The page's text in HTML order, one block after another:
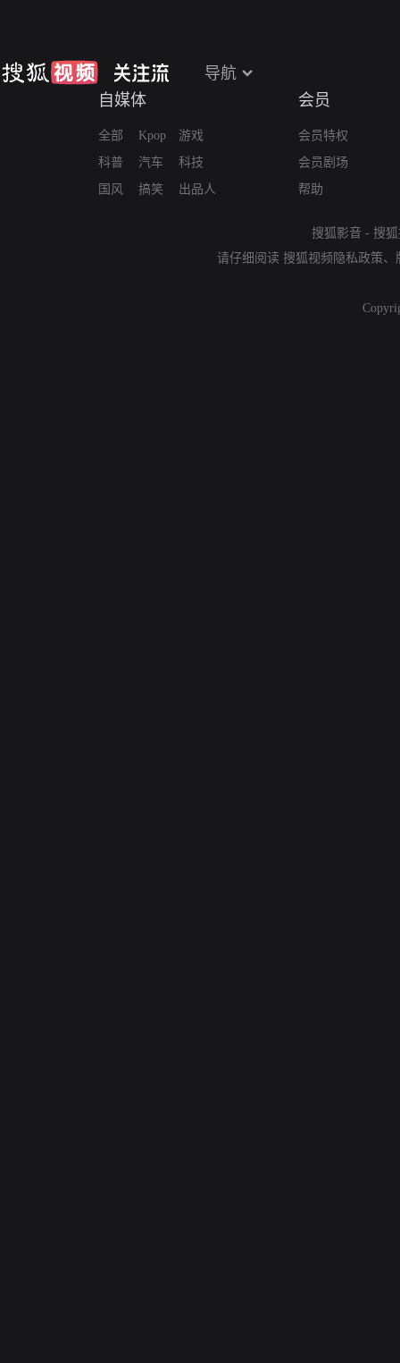
导航
自媒体
全部
科普
国风
Kpop
汽车
搞笑
游戏
科技
出品人
会员
会员特权
会员剧场
帮助
搜狐影音 - 搜
请仔细阅读 搜狐视频隐私政策、